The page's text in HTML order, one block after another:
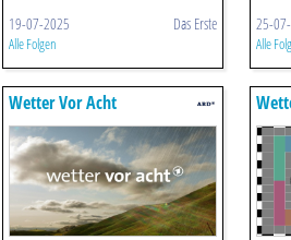
19-07-2025 Das Erste
Alle Folgen
25-
Alle
Wetter Vor Acht